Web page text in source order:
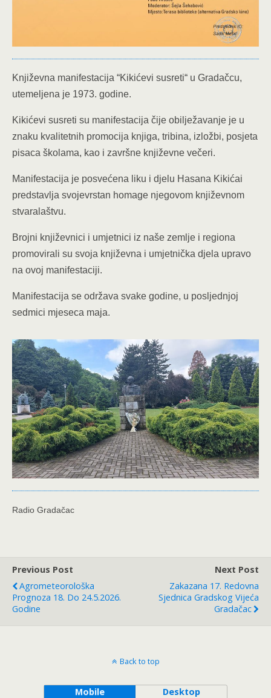
Književna manifestacija “Kikićevi susreti“ u Gradačcu,
utemeljena je 1973. godine.
Kikićevi susreti su manifestacija čije obilježavanje je u
znaku kvalitetnih promocija knjiga, tribina, izložbi, posjeta
pisaca školama, kao i završne književne večeri.
Manifestacija je posvećena liku i djelu Hasana Kikićai
predstavlja svojevrstan homage njegovom književnom
stvaralaštvu.
Brojni književnici i umjetnici iz naše zemlje i regiona
promovirali su svoja književna i umjetnička djela upravo
na ovoj manifestaciji.
Manifestacija se održava svake godine, u posljednjoj
sedmici mjeseca maja.
Radio Gradačac
Previous Post
Agrometeorološka
Prognoza 18. Do 24.5.2026.
Godine
Next Post
Zakazana 17. Redovna
Sjednica Gradskog Vijeća
Gradačac
Back to top
Mobile Desktop